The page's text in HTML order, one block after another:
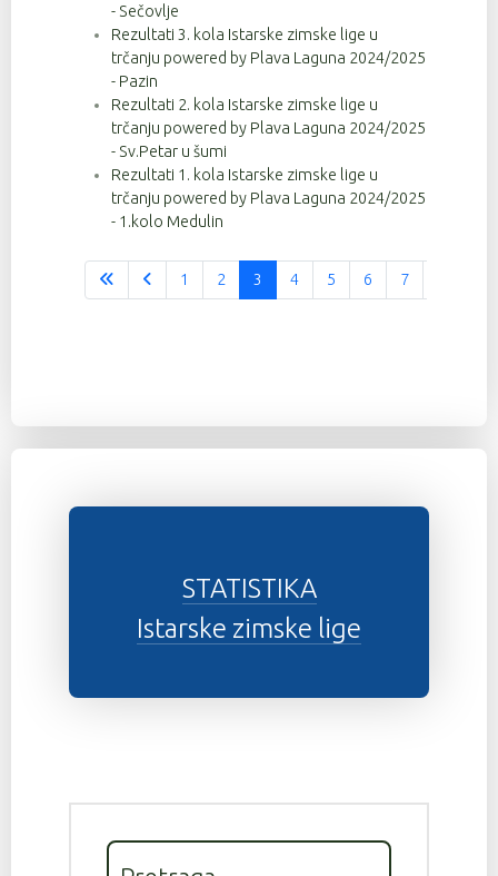
- Sečovlje
Rezultati 3. kola Istarske zimske lige u
trčanju powered by Plava Laguna 2024/2025
- Pazin
Rezultati 2. kola Istarske zimske lige u
trčanju powered by Plava Laguna 2024/2025
- Sv.Petar u šumi
Rezultati 1. kola Istarske zimske lige u
trčanju powered by Plava Laguna 2024/2025
- 1.kolo Medulin
Stranica 3 od 37
1 2 3 4 5 6 7
STATISTIKA
Istarske zimske lige